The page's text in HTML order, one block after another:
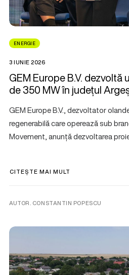
ENERGIE
3 IUNIE 2026
GEM Europe B.V.
de 350 MW în județul
GEM Europe B.V., dezvoltator
regenerabilă care operează sub
Movement, anunță dezvoltarea
CITEȘTE MAI MULT
AUTOR. CONSTANTIN POPESCU